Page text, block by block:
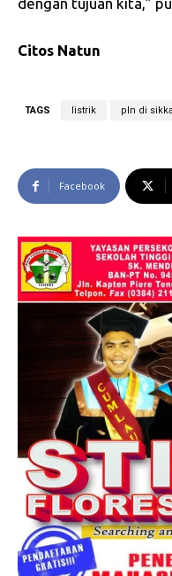
Citos Natun
TAGS listrik pln di sikka
Facebook